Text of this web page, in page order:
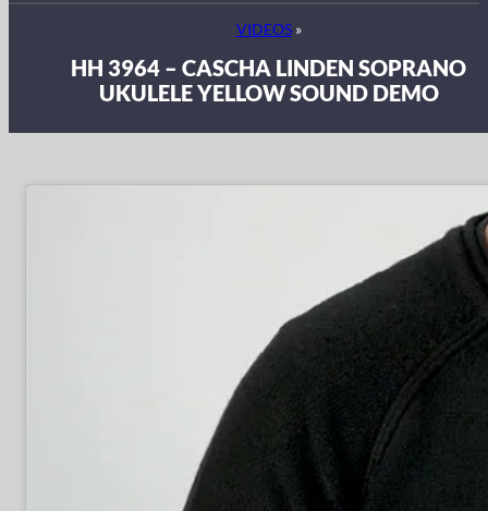
VIDEOS»
HH 3964 – CASCHA LINDEN SOPRANO
UKULELE YELLOW SOUND DEMO